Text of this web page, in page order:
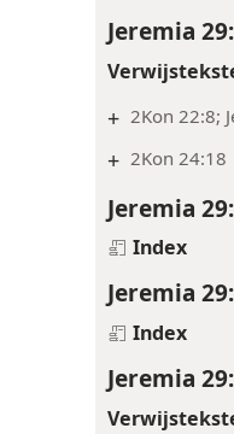
Jeremia
+ 2Kon 22:8;
+ 2Kon 24:18
Jeremia
Index
Jeremia
Index
Jeremia